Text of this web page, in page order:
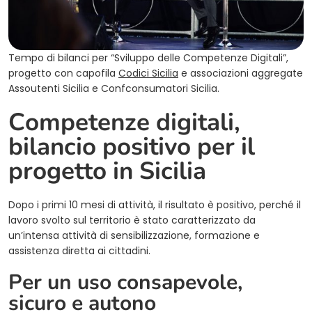
Tempo di bilanci per “Sviluppo delle Competenze Digitali”,
progetto con capofila Codici Sicilia e associazioni aggregate
Assoutenti Sicilia e Confconsumatori Sicilia.
Competenze digitali,
bilancio positivo per il
progetto in Sicilia
Dopo i primi 10 mesi di attività, il risultato è positivo, perché il
lavoro svolto sul territorio è stato caratterizzato da
un’intensa attività di sensibilizzazione, formazione e
assistenza diretta ai cittadini.
Per un uso consapevole,
sicuro e autono